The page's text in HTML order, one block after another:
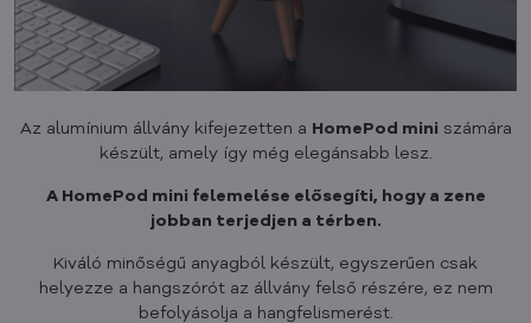
Az alumínium állvány kifejezetten a HomePod mini számára
készült, amely így még elegánsabb lesz.
A HomePod mini felemelése elősegíti, hogy a zene
jobban terjedjen a térben.
Kiváló minőségű anyagból készült, egyszerűen csak
helyezze a hangszórót az állvány felső részére, ez nem
befolyásolja a hangfelismerést.